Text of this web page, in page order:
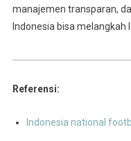
manajemen transparan,
Indonesia bisa melangkah
Referensi:
Indonesia national